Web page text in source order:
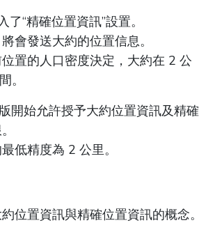
“精確位置資訊”設置。
會發送大約的位置信息。
置的人口密度決定，大約在 2 公
。
開始允許授予大約位置資訊及精確
低精度為 2 公里。
位置資訊與精確位置資訊的概念。